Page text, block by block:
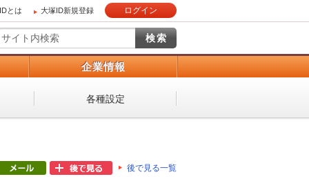
とは 大塚ID新規登録 ログイン
企業情報
各種設定
後で見る一覧